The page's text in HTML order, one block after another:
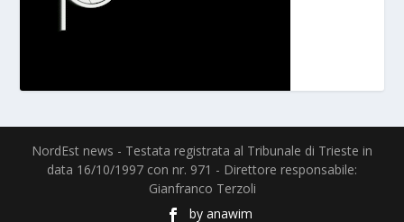
NordEst news - Testata registrata al Tribunale di Trieste in
data 16/10/1997 con nr. 971 - Direttore responsabile:
Gianfranco Terzoli
by anawim